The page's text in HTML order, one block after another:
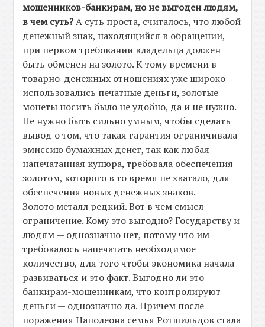
мошенников-банкирам, но не выгоден людям,
в чем суть?А суть проста, считалось, что любой
денежный знак, находящийся в обращении,
при первом требовании владельца должен
быть обменен на золото. К тому времени в
товарно-денежных отношениях уже широко
использовались печатные деньги, золотые
монеты носить было не удобно, да и не нужно.
Не нужно быть сильно умным, чтобы сделать
вывод о том, что такая гарантия ограничивала
эмиссию бумажных денег, так как любая
напечатанная купюра, требовала обеспечения
золотом, которого в то время не хватало, для
обеспечения новых денежных знаков.
Золото металл редкий. Вот в чем смысл —
ограничение. Кому это выгодно? Государству и
людям — однозначно нет, потому что им
требовалось напечатать необходимое
количество, для того чтобы экономика начала
развиваться и это факт. Выгодно ли это
банкирам-мошенникам, что контролируют
деньги — однозначно да. Причем после
поражения Наполеона семья Ротшильдов стала